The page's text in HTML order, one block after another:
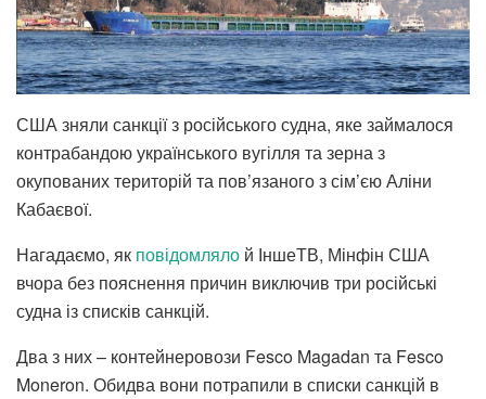
США зняли санкції з російського судна, яке займалося
контрабандою українського вугілля та зерна з
окупованих територій та пов’язаного з сім’єю Аліни
Кабаєвої.
Нагадаємо, як повідомляло й ІншеТВ, Мінфін США
вчора без пояснення причин виключив три російські
судна із списків санкцій.
Два з них – контейнеровози Fesco Magadan та Fesco
Moneron. Обидва вони потрапили в списки санкцій в